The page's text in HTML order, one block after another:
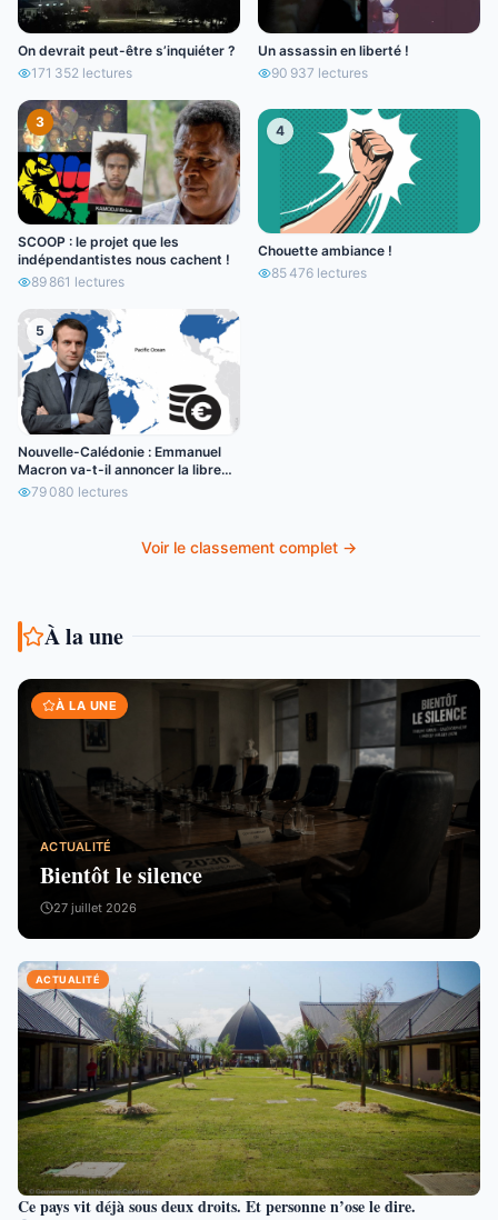
On devrait peut-être s’inquiéter ?
171 352 lectures
Un assassin en liberté !
90 937 lectures
3
SCOOP : le projet que les
indépendantistes nous cachent !
89 861 lectures
4
Chouette ambiance !
85 476 lectures
5
Nouvelle-Calédonie : Emmanuel
Macron va-t-il annoncer la libre
circulation de l’euro ?
79 080 lectures
Voir le classement complet →
À la une
À LA UNE
ACTUALITÉ
Bientôt le silence
27 juillet 2026
ACTUALITÉ
Ce pays vit déjà sous deux droits. Et personne n’ose le dire.